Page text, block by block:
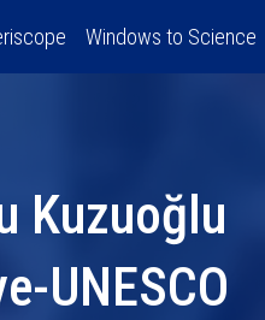
Windows to Science
Kuzuoğlu
UNESCO